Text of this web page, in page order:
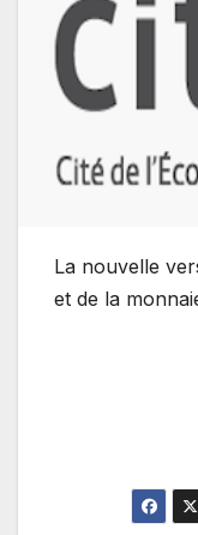
La nouvelle
et de la